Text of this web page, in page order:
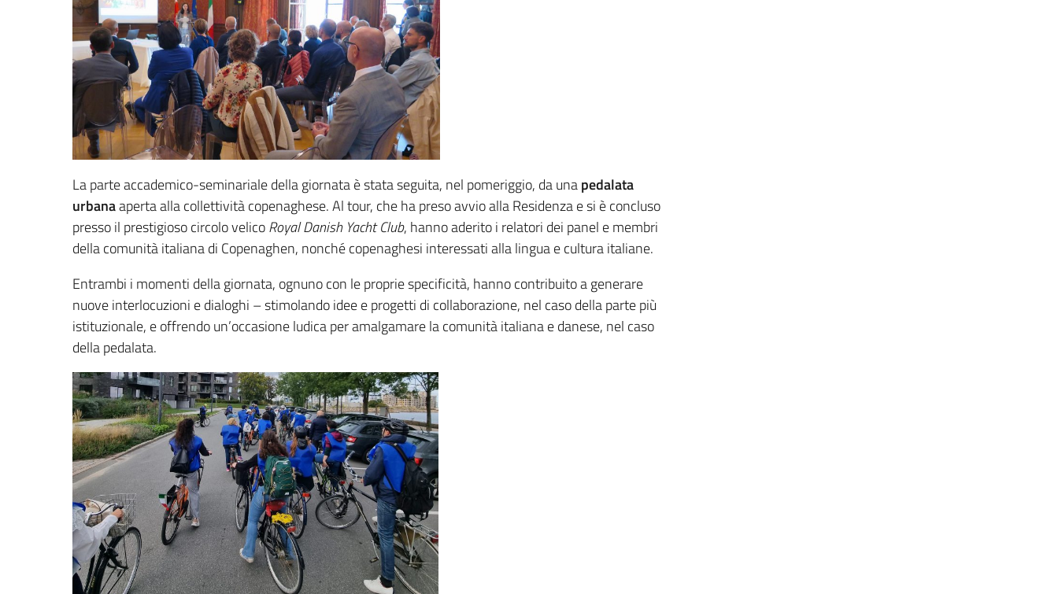
La parte accademico-seminariale della giornata è stata seguita, nel pomeriggio, da unapedalata
urbanaaperta alla collettività copenaghese. Al tour, che ha preso avvio alla Residenza e si è concluso
presso il prestigioso circolo velicoRoyal Danish Yacht Club, hanno aderito i relatori dei panel e membri
della comunità italiana di Copenaghen, nonché copenaghesi interessati alla lingua e cultura italiane.
Entrambi i momenti della giornata, ognuno con le proprie specificità, hanno contribuito a generare
nuove interlocuzioni e dialoghi – stimolando idee e progetti di collaborazione, nel caso della parte più
istituzionale, e offrendo un’occasione ludica per amalgamare la comunità italiana e danese, nel caso
della pedalata.